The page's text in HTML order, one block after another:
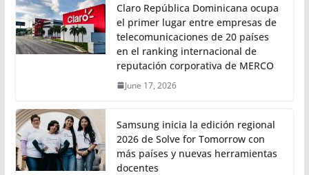
Claro República Dominicana ocupa
el primer lugar entre empresas de
telecomunicaciones de 20 países
en el ranking internacional de
reputación corporativa de MERCO
June 17, 2026
Samsung inicia la edición regional
2026 de Solve for Tomorrow con
más países y nuevas herramientas
docentes